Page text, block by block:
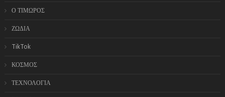
Ο ΤΙΜΩΡΟΣ
ΖΩΔΙΑ
TikTok
ΚΟΣΜΟΣ
ΤΕΧΝΟΛΟΓΙΑ